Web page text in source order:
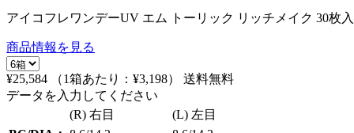
アイコフレワンデーUV エム トーリック リッチメイク 30枚
商品情報を見る
¥25,584 （1箱あたり： ¥3,198）
送料無料
データを入力してください
(R) 右目
(L) 左目